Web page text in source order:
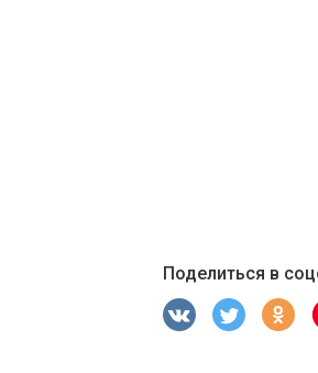
Поделиться в